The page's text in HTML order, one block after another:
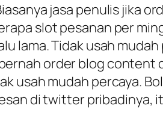
jasa penulis jika
slot pesanan per
lama. Tidak usah
order blog content
usah mudah percaya.
di twitter pribadinya,